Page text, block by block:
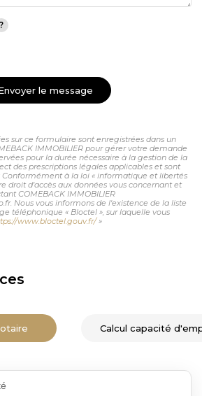
le message
sur ce formulaire sont enregistrées dans un
IMMOBILIER pour gérer votre demande
pour la durée nécessaire à la gestion de la
des prescriptions légales applicables et sont
Conformément à la loi « informatique et libertés
droit d'accès aux données vous concernant et
COMEBACK IMMOBILIER
Nous vous informons de l'existence de la liste
téléphonique « Bloctel », sur laquelle vous
www.bloctel.gouv.fr/»
Calcul capacité